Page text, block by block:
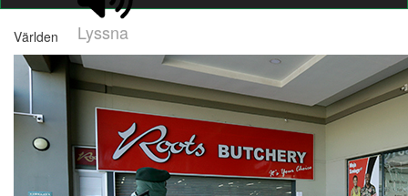
Lyssna
Världen